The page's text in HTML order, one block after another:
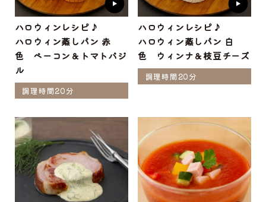
ハロウィンレシピ♪
ハロウィン蒸しパン 赤
色 ベーコン＆トマトバジ
ル
調理時間20分
ハロウィンレシピ♪
ハロウィン蒸しパン 白
色 ウィンナ＆枝豆チーズ
調理時間20分